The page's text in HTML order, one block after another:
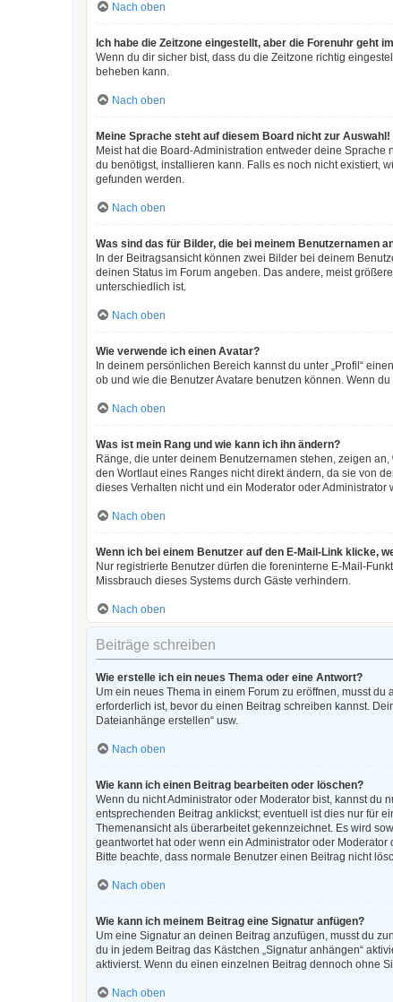
Nach oben
Ich habe die Zeitzone eingestellt, aber die Forenuhr geht
Wenn du dir sicher bist, dass du die Zeitzone richtig
beheben kann.
Nach oben
Meine Sprache steht auf diesem Board nicht zur Auswahl!
Meist hat die Board-Administration entweder deine
du benötigst, installieren kann. Falls es noch nicht existiert,
gefunden werden.
Nach oben
Was sind das für Bilder, die bei meinem Benutzernamen
In der Beitragsansicht können zwei Bilder bei deinem
deinen Status im Forum angeben. Das andere, meist
unterschiedlich ist.
Nach oben
Wie verwende ich einen Avatar?
In deinem persönlichen Bereich kannst du unter „Profil“
ob und wie die Benutzer Avatare benutzen können. Wenn
Nach oben
Was ist mein Rang und wie kann ich ihn ändern?
Ränge, die unter deinem Benutzernamen stehen, zeigen
den Wortlaut eines Ranges nicht direkt ändern, da sie von
dieses Verhalten nicht und ein Moderator oder
Nach oben
Wenn ich bei einem Benutzer auf den E-Mail-Link klicke,
Nur registrierte Benutzer dürfen die foreninterne E-Mail-
Missbrauch dieses Systems durch Gäste verhindern.
Nach oben
Beiträge schreiben
Wie erstelle ich ein neues Thema oder eine Antwort?
Um ein neues Thema in einem Forum zu eröffnen, musst du
erforderlich ist, bevor du einen Beitrag schreiben kannst.
Dateianhänge erstellen“ usw.
Nach oben
Wie kann ich einen Beitrag bearbeiten oder löschen?
Wenn du nicht Administrator oder Moderator bist, kannst du
entsprechenden Beitrag anklickst; eventuell ist dies nur für
Themenansicht als überarbeitet gekennzeichnet. Es wird
geantwortet hat oder wenn ein Administrator oder
Bitte beachte, dass normale Benutzer einen Beitrag nicht
Nach oben
Wie kann ich meinem Beitrag eine Signatur anfügen?
Um eine Signatur an deinen Beitrag anzufügen, musst du
du in jedem Beitrag das Kästchen „Signatur anhängen“
aktivierst. Wenn du einen einzelnen Beitrag dennoch ohne
Nach oben